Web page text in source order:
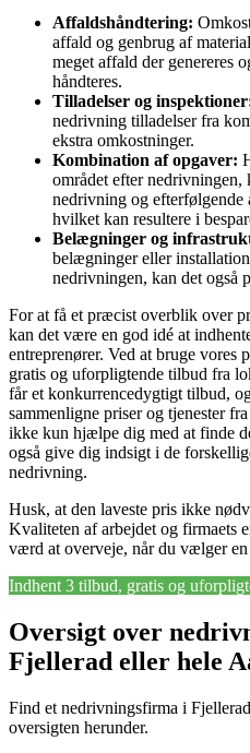
Affaldshåndtering:
affald og genbrug af
meget affald der genereres
håndteres.
Tilladelser og
nedrivning tilladelser fra
ekstra omkostninger.
Kombination af opgaver:
området efter nedrivningen,
nedrivning og efterfølgende
hvilket kan resultere i
Belægninger og
belægninger eller
nedrivningen, kan det også
For at få et præcist overblik over
kan det være en god idé at
entreprenører. Ved at bruge vores
gratis og uforpligtende tilbud fra
får et konkurrencedygtigt tilbud,
sammenligne priser og tjenester
ikke kun hjælpe dig med at finde
også give dig indsigt i de
nedrivning.
Husk, at den laveste pris ikke
Kvaliteten af arbejdet og firmaets
værd at overveje, når du vælger
Indhent 3 tilbud, gratis og
Oversigt over
Fjellerad eller hele
Find et nedrivningsfirma i
oversigten herunder.